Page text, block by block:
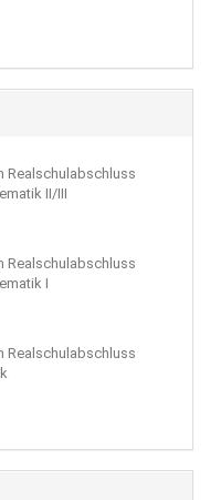
Realschulabschluss
II/III
Realschulabschluss
I
Realschulabschluss